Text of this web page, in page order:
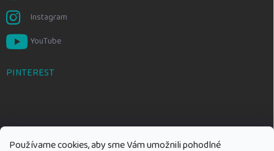
Používame cookies, aby sme Vám umožnili pohodlné
Instagram
YouTube
PINTEREST